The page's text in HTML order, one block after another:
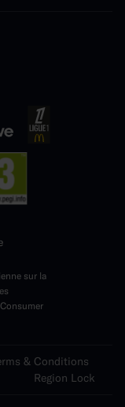
sur la
& Conditions
Region Lock